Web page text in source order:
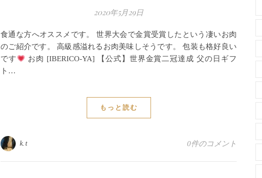
2020年5月29日
食通な方へオススメです。 世界大会で金賞受賞したという凄いお肉
のご紹介です。 高級感溢れるお肉美味しそうです。 包装も格好良い
です
お肉 [IBERICO-YA] 【公式】世界金賞二冠達成 父の日ギフ
ト…
もっと読む
k.t 0件のコメント